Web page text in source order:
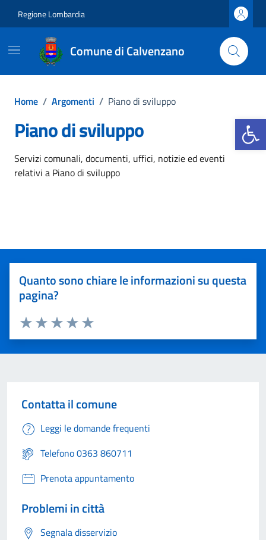
Apri la
Regione Lombardia
Comune di Calvenzano
Home / Argomenti / Piano di sviluppo
Piano di sviluppo
Dettagli dell'argomento
Servizi comunali, documenti, uffici, notizie ed eventi
relativi a Piano di sviluppo
Quanto sono chiare le informazioni su questa
pagina?
Valuta 5 stelle su 5
Valuta 4 stelle su 5
Valuta 3 stelle su 5
Valuta 2 stelle su 5
Valuta 1 stelle su 5
Contatta il comune
Leggi le domande frequenti
Telefono 0363 860711
Prenota appuntamento
Problemi in città
Segnala disservizio